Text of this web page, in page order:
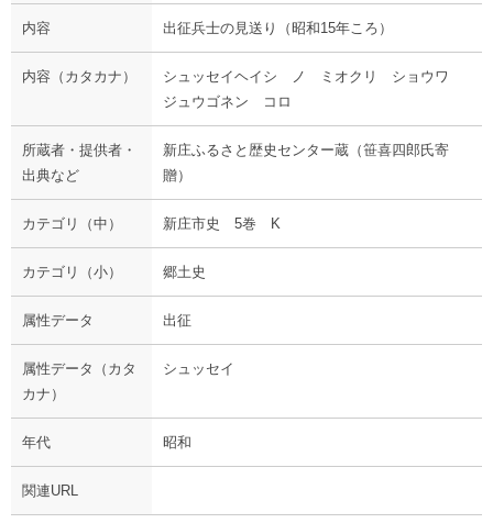
内容 出征兵士の見送り（昭和15年ころ）
内容（カタカナ）
シュッセイヘイシ ノ ミオクリ ショウワ
ジュウゴネン コロ
所蔵者・提供者・
出典など
新庄ふるさと歴史センター蔵（笹喜四郎氏寄
贈）
カテゴリ（中） 新庄市史 5巻 K
カテゴリ（小） 郷土史
属性データ 出征
属性データ（カタ
カナ）
シュッセイ
年代 昭和
関連URL